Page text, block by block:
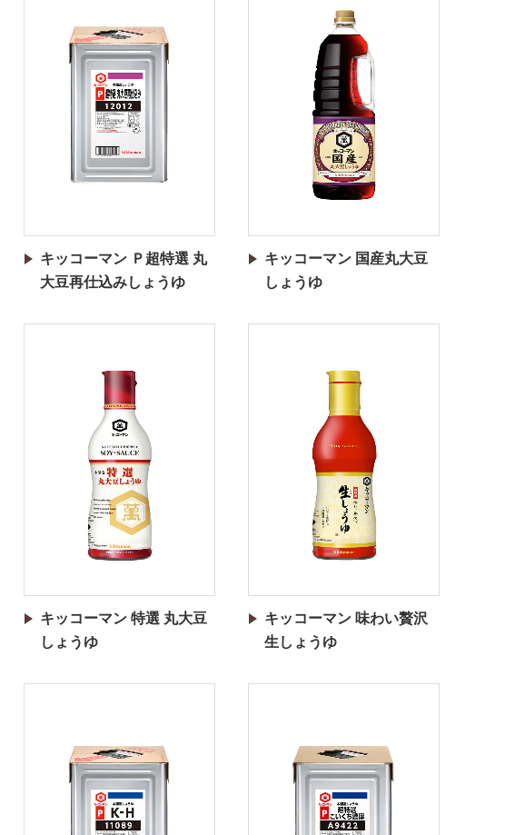
キッコーマン Ｐ超特選 丸
大豆再仕込みしょうゆ
キッコーマン 国産丸大豆
しょうゆ
キッコーマン 特選 丸大豆
しょうゆ
キッコーマン 味わい贅沢
生しょうゆ